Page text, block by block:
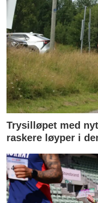
Trysilløpet med
raskere løyper i